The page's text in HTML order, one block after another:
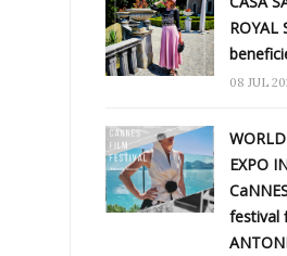
ROYAL
08 JUL
EXPO
festival